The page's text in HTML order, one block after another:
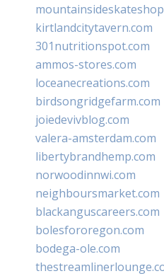
kirtlandcitytavern.com
301nutritionspot.com
ammos-stores.com
loceanecreations.com
birdsongridgefarm.com
joiedevivblog.com
valera-amsterdam.com
libertybrandhemp.com
norwoodinnwi.com
neighboursmarket.com
blackanguscareers.com
bolesfororegon.com
bodega-ole.com